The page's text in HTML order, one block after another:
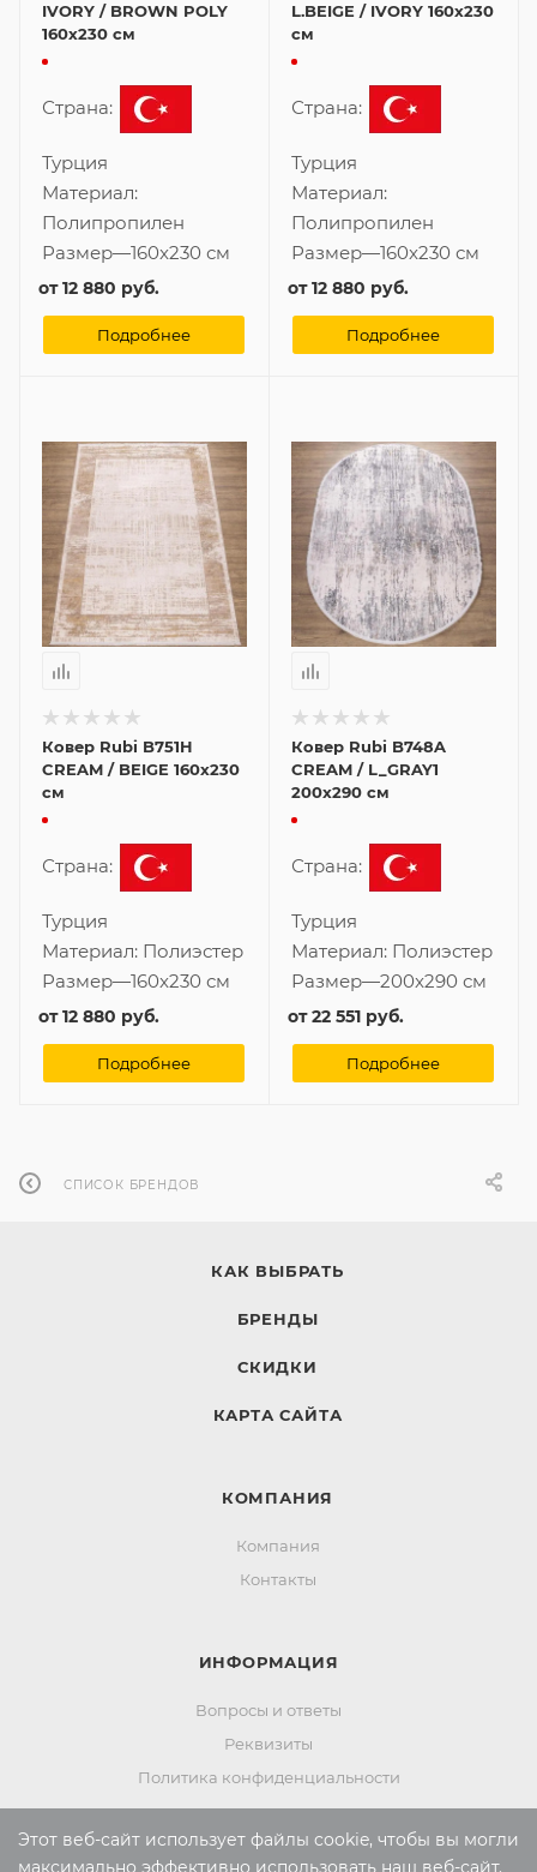
IVORY / BROWN POLY
160x230 см
Страна:
Турция
Материал:
Полипропилен
Размер—160x230 см
от12 880 руб.
Подробнее
L.BEIGE / IVORY 160x230
см
Страна:
Турция
Материал:
Полипропилен
Размер—160x230 см
от12 880 руб.
Подробнее
Ковер Rubi B751H
CREAM / BEIGE 160x230
см
Страна:
Турция
Материал: Полиэстер
Размер—160x230 см
от12 880 руб.
Подробнее
Ковер Rubi B748A
CREAM / L_GRAY1
200x290 см
Страна:
Турция
Материал: Полиэстер
Размер—200x290 см
от22 551 руб.
Подробнее
СПИСОК БРЕНДОВ
КАК ВЫБРАТЬ
БРЕНДЫ
СКИДКИ
КАРТА САЙТА
КОМПАНИЯ
Компания
Контакты
ИНФОРМАЦИЯ
Вопросы и ответы
Реквизиты
Политика конфиденциальности
ПОМОЩЬ
Этот веб-сайт использует файлы cookie, чтобы вы могли
максимально эффективно использовать наш веб-сайт.